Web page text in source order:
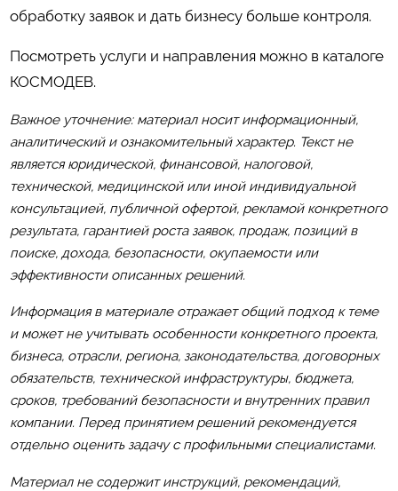
обработку заявок и дать бизнесу больше контроля.
Посмотреть услуги и направления можно в каталоге
КОСМОДЕВ.
Важное уточнение: материал носит информационный,
аналитический и ознакомительный характер. Текст не
является юридической, финансовой, налоговой,
технической, медицинской или иной индивидуальной
консультацией, публичной офертой, рекламой конкретного
результата, гарантией роста заявок, продаж, позиций в
поиске, дохода, безопасности, окупаемости или
эффективности описанных решений.
Информация в материале отражает общий подход к теме
и может не учитывать особенности конкретного проекта,
бизнеса, отрасли, региона, законодательства, договорных
обязательств, технической инфраструктуры, бюджета,
сроков, требований безопасности и внутренних правил
компании. Перед принятием решений рекомендуется
отдельно оценить задачу с профильными специалистами.
Материал не содержит инструкций, рекомендаций,